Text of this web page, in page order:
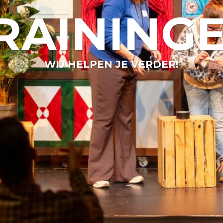
WIJ HELPEN JE VERDER!